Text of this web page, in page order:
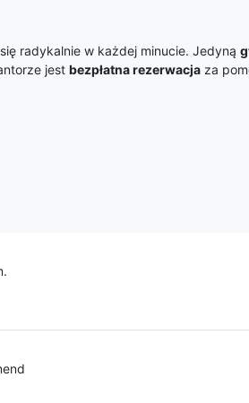
radykalnie w każdej minucie. Jedyną
jest bezpłatna rezerwacja za